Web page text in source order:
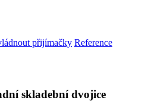
přijímačky Reference
skladební dvojice